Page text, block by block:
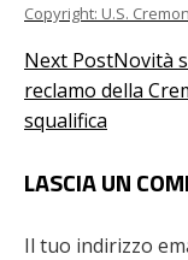
Copyright: U.S.
Next PostNovità
reclamo della
squalifica
LASCIA UN
Il tuo indirizzo